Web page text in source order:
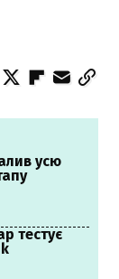
усю
тестує